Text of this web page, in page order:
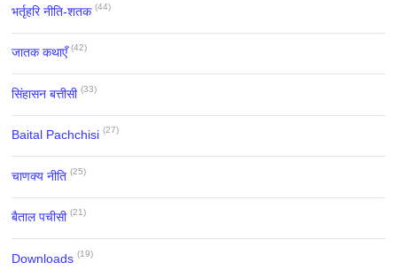
भर्तृहरि नीति-शतक (44)
जातक कथाएँ (42)
सिंहासन बत्तीसी (33)
Baital Pachchisi (27)
चाणक्य नीति (25)
बैताल पचीसी (21)
Downloads (19)